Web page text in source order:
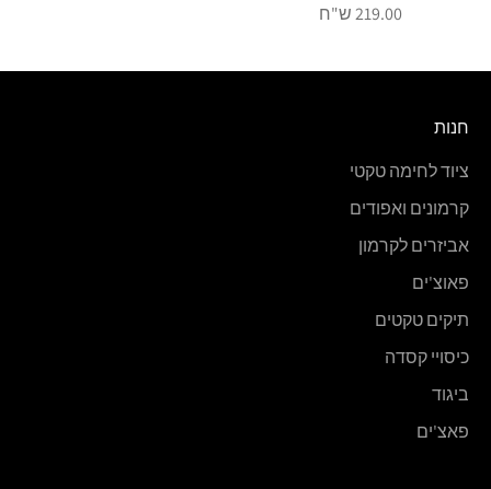
מחיר מבצע
219.00 ש"ח
חנות
ציוד לחימה טקטי
קרמונים ואפודים
אביזרים לקרמון
פאוצ'ים
תיקים טקטים
כיסויי קסדה
ביגוד
פאצ'ים